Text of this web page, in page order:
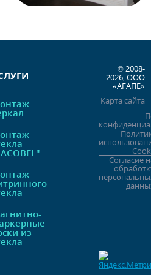
из
© 2008-
2026, ООО
«АГАПЕ»
Карта сайта
Согласие